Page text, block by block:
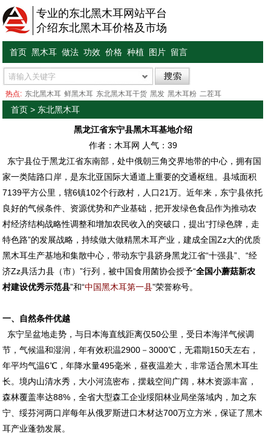
专业的东北黑木耳网站平台
介绍东北黑木耳价格及市场
首页 黑木耳 做法 功效 价格 种植 图片 留言
热点: 东北黑木耳 鲜黑木耳 东北黑木耳干货 黑发 黑木耳粉 二茬耳
首页 > 东北黑木耳
黑龙江省东宁县黑木耳基地介绍
作者：木耳网 人气： 39
东宁县位于黑龙江省东南部，处中俄朝三角交界地带的中心，拥有国
家一类陆路口岸，是东北亚国际大通道上重要的交通枢纽。县域面积
7139平方公里，辖6镇102个行政村，人口21万。近年来，东宁县依托
良好的气候条件、资源优势和产业基础，把开发绿色食品作为推动农
村经济结构战略性调整和增加农民收入的突破口，提出“打绿色牌，走
特色路”的发展战略，持续做大做精黑木耳产业，建成全国Zz大的优质
黑木耳生产基地和集散中心，带动东宁县跻身黑龙江省“十强县”、“经
济Zz具活力县（市）”行列，被中国食用菌协会授予“全国小蘑菇新农
村建设优秀示范县”和“中国黑木耳第一县”荣誉称号。
一、自然条件优越
东宁呈盆地走势，与日本海直线距离仅50公里，受日本海洋气候调
节，气候温和湿润，年有效积温2900－3000℃，无霜期150天左右，
年平均气温6℃，年降水量495毫米，昼夜温差大，非常适合黑木耳生
长。境内山清水秀，大小河流密布，摆栽空间广阔，林木资源丰富，
森林覆盖率达88%，全省大型森工企业绥阳林业局坐落域内，加之东
宁、绥芬河两口岸每年从俄罗斯进口木材达700万立方米，保证了黑木
耳产业蓬勃发展。